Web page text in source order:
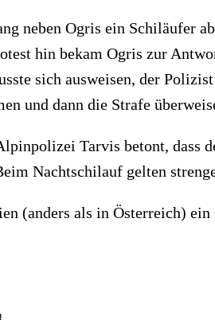
neben Ogris ein Schiläufer
hin bekam Ogris zur
sich ausweisen, der
und dann die Strafe
Tarvis betont, dass
Nachtschilauf gelten
(anders als in Österreich)